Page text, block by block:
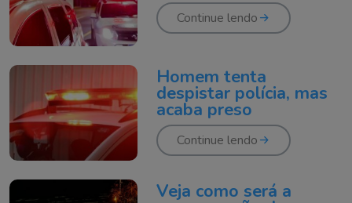
Continue lendo
Homem tenta
despistar polícia, mas
acaba preso
Continue lendo
Veja como será a